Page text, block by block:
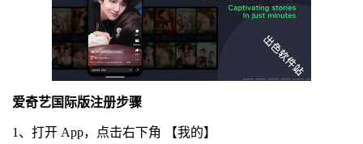
爱奇艺国际版注册步骤
1、打开 App，点击右下角 【我的】